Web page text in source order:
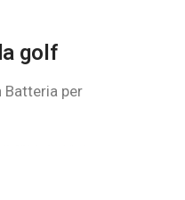
golf
Batteria per